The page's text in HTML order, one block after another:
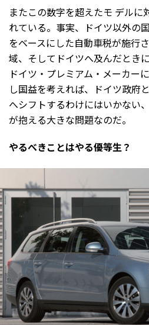
またこの数字を超えたモ デルに
れている。事実、ドイツ以外の
をベースにした自動車税が施行
域、そしてドイツへ及んだとき
ドイツ・プレミアム・メーカー
し国益を考えれば、ドイツ政府
へシフトするわけにはいかない
が抱える大きな問題なのだ。
やるべきことはやる優等生？